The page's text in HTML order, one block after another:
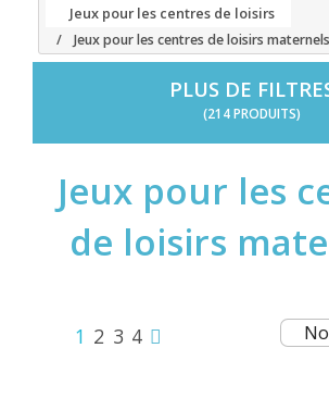
Jeux pour les centres de loisirs
Jeux pour les centres de loisirs maternels
PLUS DE
(214 PRODUITS)
Jeux pour les
de loisirs
1 2 3 4